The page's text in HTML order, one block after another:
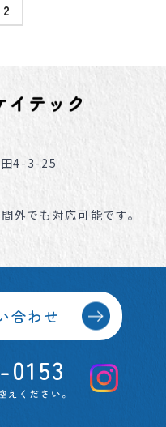
2
田4-3-25
外でも対応可能です。
合わせ